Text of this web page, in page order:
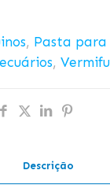
, Pasta para
,
Descrição